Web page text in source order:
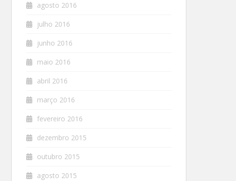
agosto 2016
julho 2016
junho 2016
maio 2016
abril 2016
março 2016
fevereiro 2016
dezembro 2015
outubro 2015
agosto 2015